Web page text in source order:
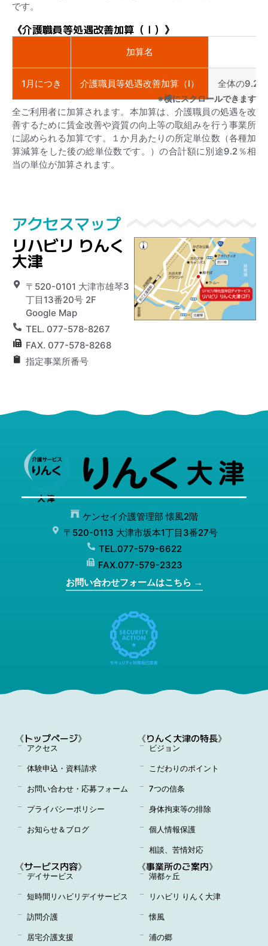
です。
《介護職員等処遇改善加算（Ⅰ）》
加算名
1月につき 介護職員等処遇改善加算（Ⅰ） 全体の9.2％
※横にスクロールできます
全ご利用者に加算されます。本加算は、介護職員の処遇を改
善するために賃金改善や資質の向上等の取組みを行う事業所
に認められる加算です。１か月あたりの所定単位数（各種加
算減算をした後の総単位数です。）の合計額に別途9.2％相
当の単位が加算されます。
アクセスマップ
リハビリ りんく
大津
〒520-0101 大津市雄琴3
丁目13番20号 2F
Google Map
TEL. 077-578-8267
FAX. 077-578-8268
指定事業所番号
ケンセイ介護管理部 懐風2階
〒520-0113 大津市坂本1丁目3番27号
TEL.077-579-6622
FAX.077-579-2323
お問い合わせフォームはこちら →
《トップページ》
アクセス
体験申込・資料請求
お問い合わせ・応募フォーム
プライバシーポリシー
お知らせ＆ブログ
《りんく大津の特長》
ビジョン
こだわりのポイント
7つの信条
身体拘束等の排除
個人情報保護
相談、苦情対応
《サービス内容》
デイサービス
短時間リハビリデイサービス
訪問介護
居宅介護支援
《事業所のご案内》
湖都ヶ丘
リハビリ りんく大津
懐風
浦の郷